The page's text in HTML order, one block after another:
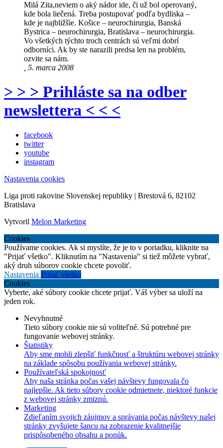
Milá Zita,neviem o aký nádor ide, či už bol operovaný,
kde bola liečená. Treba postupovať podľa bydliska –
kde je najbližšie. Košice – neurochirurgia, Banská
Bystrica – neurochirurgia, Bratislava – neurochirurgia.
Vo všetkých týchto troch centrách sú veľmi dobrí
odborníci. Ak by ste narazili predsa len na problém,
ozvite sa nám.
, 5. marca 2008
> > > Prihláste sa na odber
newslettera < < <
facebook
twitter
youtube
instagram
Nastavenia cookies
Liga proti rakovine Slovenskej republiky | Brestová 6, 82102
Bratislava
Vytvoril Melon Marketing
Cookies
Používame cookies. Ak si myslíte, že je to v poriadku, kliknite na
"Prijať všetko". Kliknutím na "Nastavenia" si tiež môžete vybrať,
aký druh súborov cookie chcete povoliť.
Nastavenia Prijať všetko
Cookies
Vyberte, aké súbory cookie chcete prijať. Váš výber sa uloží na
jeden rok.
Nevyhnutné
Tieto súbory cookie nie sú voliteľné. Sú potrebné pre
fungovanie webovej stránky.
Štatistiky
Aby sme mohli zlepšiť funkčnosť a štruktúru webovej stránky
na základe spôsobu používania webovej stránky.
Používateľská spokojnosť
Aby naša stránka počas vašej návštevy fungovala čo
najlepšie. Ak tieto súbory cookie odmietnete, niektoré funkcie
z webovej stránky zmiznú.
Marketing
Zdieľaním svojich záujmov a správania počas návštevy našej
stránky zvyšujete šancu na zobrazenie kvalitnejšie
prispôsobeného obsahu a ponúk.